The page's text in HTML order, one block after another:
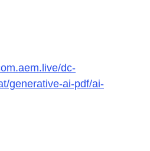
dc-
generative-ai-pdf/ai-